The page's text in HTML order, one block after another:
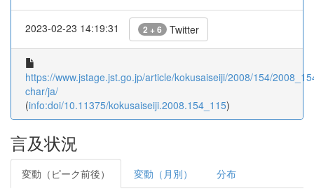
2023-02-23 14:19:31 2 + 6 Twitter
https://www.jstage.jst.go.jp/article/kokusaiseiji/2008/154/
char/ja/
(info:doi/10.11375/kokusaiseiji.2008.154_115)
言及状況
変動（ピーク前後） 変動（月別） 分布